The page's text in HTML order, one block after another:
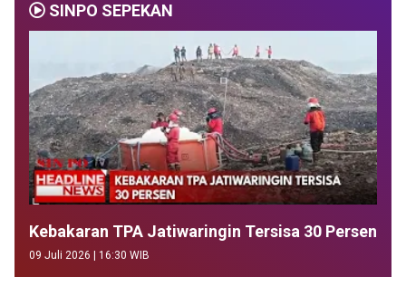
SINPO SEPEKAN
Kebakaran TPA Jatiwaringin Tersisa 30 Persen
09 Juli 2026 | 16:30 WIB